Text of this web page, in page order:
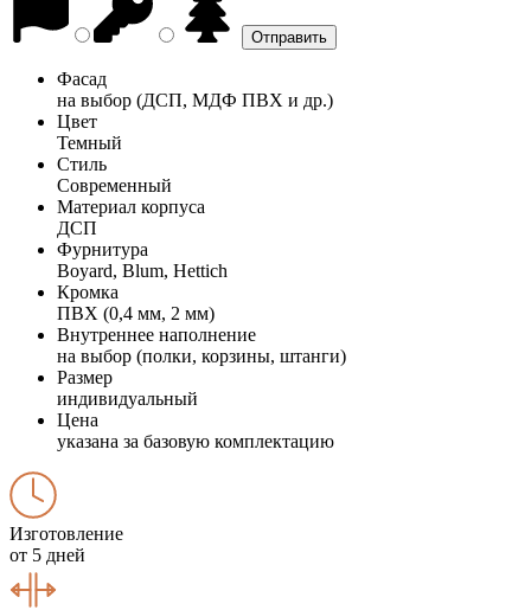
Фасад
на выбор (ДСП, МДФ ПВХ и др.)
Цвет
Темный
Стиль
Современный
Материал корпуса
ДСП
Фурнитура
Boyard, Blum, Hettich
Кромка
ПВХ (0,4 мм, 2 мм)
Внутреннее наполнение
на выбор (полки, корзины, штанги)
Размер
индивидуальный
Цена
указана за базовую комплектацию
Изготовление
от 5 дней